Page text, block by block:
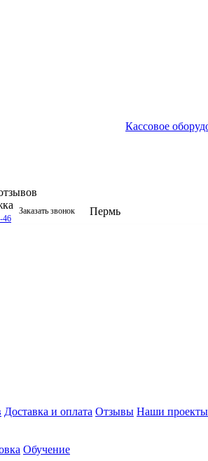
Кассовое
46
Заказать звонок Пермь
Доставка и оплата Отзывы Наши проекты
Обучение